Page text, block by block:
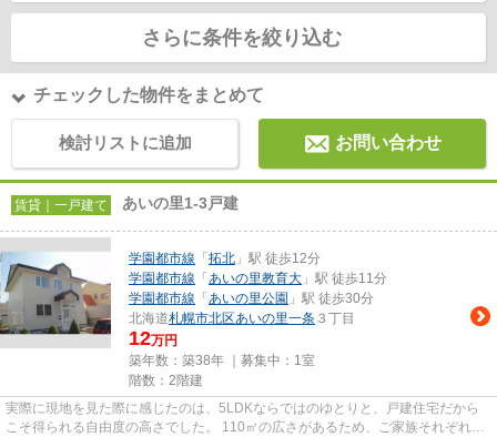
さらに条件を絞り込む
チェックした物件をまとめて
検討リストに追加 お問い合わせ
賃貸｜一戸建て あいの里1-3戸建
学園都市線 「 拓北 」駅 徒歩12分
学園都市線 「 あいの里教育大 」駅 徒歩11分
学園都市線 「 あいの里公園 」駅 徒歩30分
北海道札幌市北区あいの里一条 ３丁目
12万円
築年数：築38年 ｜募集中： 1室
階数：2階建
実際に現地を見た際に感じたのは、5LDKならではのゆとりと、戸建住宅だから
こそ得られる自由度の高さでした。 110㎡の広さがあるため、ご家族それぞれの